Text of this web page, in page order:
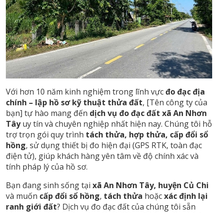
Với hơn 10 năm kinh nghiệm trong lĩnh vựcđo đạc địa
chính – lập hồ sơ kỹ thuật thửa đất, [Tên công ty của
bạn] tự hào mang đến dịch vụ đo đạc đất xã An Nhơn
Tâyuy tín và chuyên nghiệp nhất hiện nay. Chúng tôi hỗ
trợ trọn gói quy trình tách thửa, hợp thửa, cấp đổi sổ
hồng, sử dụng thiết bị đo hiện đại (GPS RTK, toàn đạc
điện tử), giúp khách hàng yên tâm về độ chính xác và
tính pháp lý của hồ sơ.
Bạn đang sinh sống tại xã An Nhơn Tây, huyện Củ Chi
và muốn cấp đổi sổ hồng, tách thửa hoặcxác định lại
ranh giới đất? Dịch vụ đo đạc đất của chúng tôi sẵn